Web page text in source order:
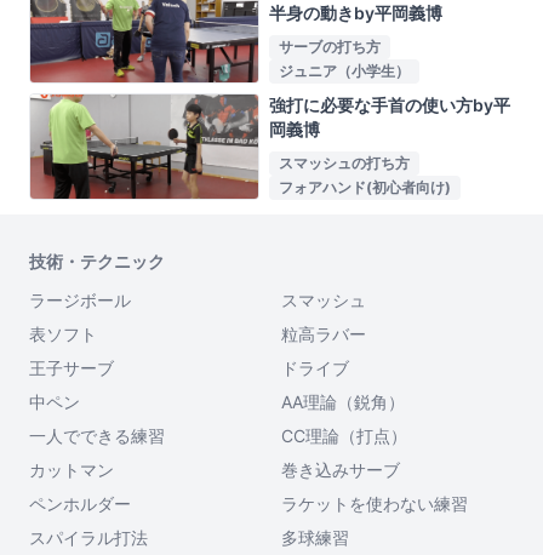
半身の動きby平岡義博
サーブの打ち方
ジュニア（小学生）
強打に必要な手首の使い方by平
岡義博
スマッシュの打ち方
フォアハンド(初心者向け)
技術・テクニック
ラージボール
スマッシュ
表ソフト
粒高ラバー
王子サーブ
ドライブ
中ペン
AA理論（鋭角）
一人でできる練習
CC理論（打点）
カットマン
巻き込みサーブ
ペンホルダー
ラケットを使わない練習
スパイラル打法
多球練習